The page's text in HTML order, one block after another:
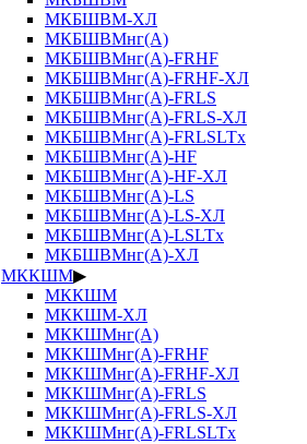
МКБШВМ-ХЛ
МКБШВМнг(А)
МКБШВМнг(А)-FRHF
МКБШВМнг(А)-FRHF-ХЛ
МКБШВМнг(А)-FRLS
МКБШВМнг(А)-FRLS-ХЛ
МКБШВМнг(А)-FRLSLTx
МКБШВМнг(А)-HF
МКБШВМнг(А)-HF-ХЛ
МКБШВМнг(А)-LS
МКБШВМнг(А)-LS-ХЛ
МКБШВМнг(А)-LSLTx
МКБШВМнг(А)-ХЛ
МККШМ▶
МККШМ
МККШМ-ХЛ
МККШМнг(А)
МККШМнг(А)-FRHF
МККШМнг(А)-FRHF-ХЛ
МККШМнг(А)-FRLS
МККШМнг(А)-FRLS-ХЛ
МККШМнг(А)-FRLSLTx